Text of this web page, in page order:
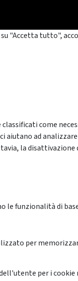
"Accetta tutto",
come
ad
la
funzionalità di
per
per i